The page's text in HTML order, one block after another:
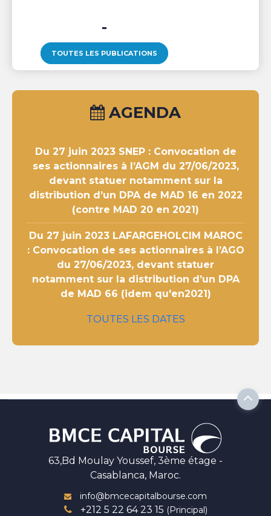
TOUTES LES PUBLICATIONS
AGENDA
Du 27 juin 2023SNEP : Convocation de
ses actionnaires à l’AGM du 27/06/2023,
devant statuer notamment sur la
distribution d’un DPA de MAD 16 en 2022
(contre MAD 20 en 2021)
Du 27 juin 2023LAFARGEHOLCIM MAROC
: Convocation de ses actionnaires à l’AGO
du 27/06/2023, devant statuer
notamment sur la distribution d’un DPA
de MAD 66 (idem qu'en2021)
TOUTES LES DATES
63,Bd Moulay Youssef, 3ème étage -
Casablanca, Maroc.
info@bmcecapitalbourse.com
+212 5 22 64 23 15 (Principal)